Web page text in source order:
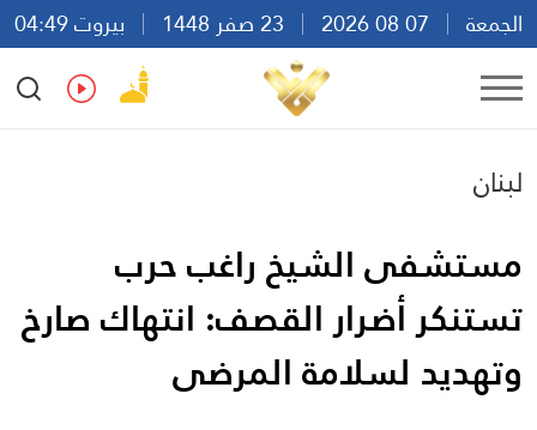
الجمعة
بيروت 04:49
Ar
En Fr Es
لبنان
مستشفى الشيخ راغب حرب
تستنكر أضرار القصف: انتهاك صارخ
وتهديد لسلامة المرضى